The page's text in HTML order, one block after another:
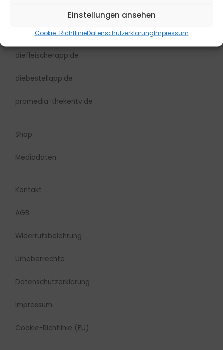
Einstellungen ansehen
Cookie-RichtlinieDatenschutzerklärungImpressum
diehaccpapp.de
diefleischerapp.de
diebestellapp.de
promedia-thekentv.de
Shop
Mediadaten
Kontakt
AGB
Widerrufsbelehrung
Urheberrechte​
Datenschutzerklärung
Impressum
Cookie-Richtlinie (EU)